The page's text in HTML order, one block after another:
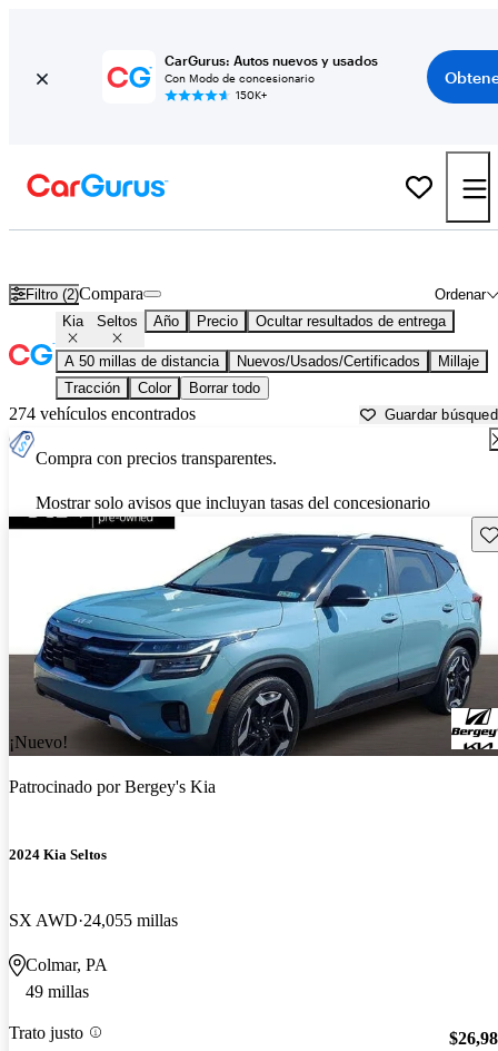
CarGurus: Autos nuevos y usados
Con Modo de concesionario
150K+
Filtro (2) Ordenar
Compara
Kia Seltos Año Precio Ocultar resultados de entrega
A 50 millas de distancia Nuevos/Usados/Certificados
Millaje
Tracción
Color Borrar todo
274 vehículos encontrados Guardar
Compra con precios transparentes.
Mostrar solo avisos que incluyan tasas del concesionario
¡Nuevo!
Patrocinado porBergey's Kia
2024 Kia Seltos
SX AWD 24,055 millas
Colmar, PA
49 millas
Trato justo